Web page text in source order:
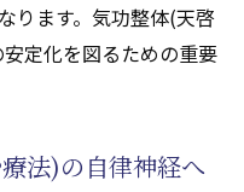
ります。気功整体(天啓
定化を図るための重要
法)の自律神経へ